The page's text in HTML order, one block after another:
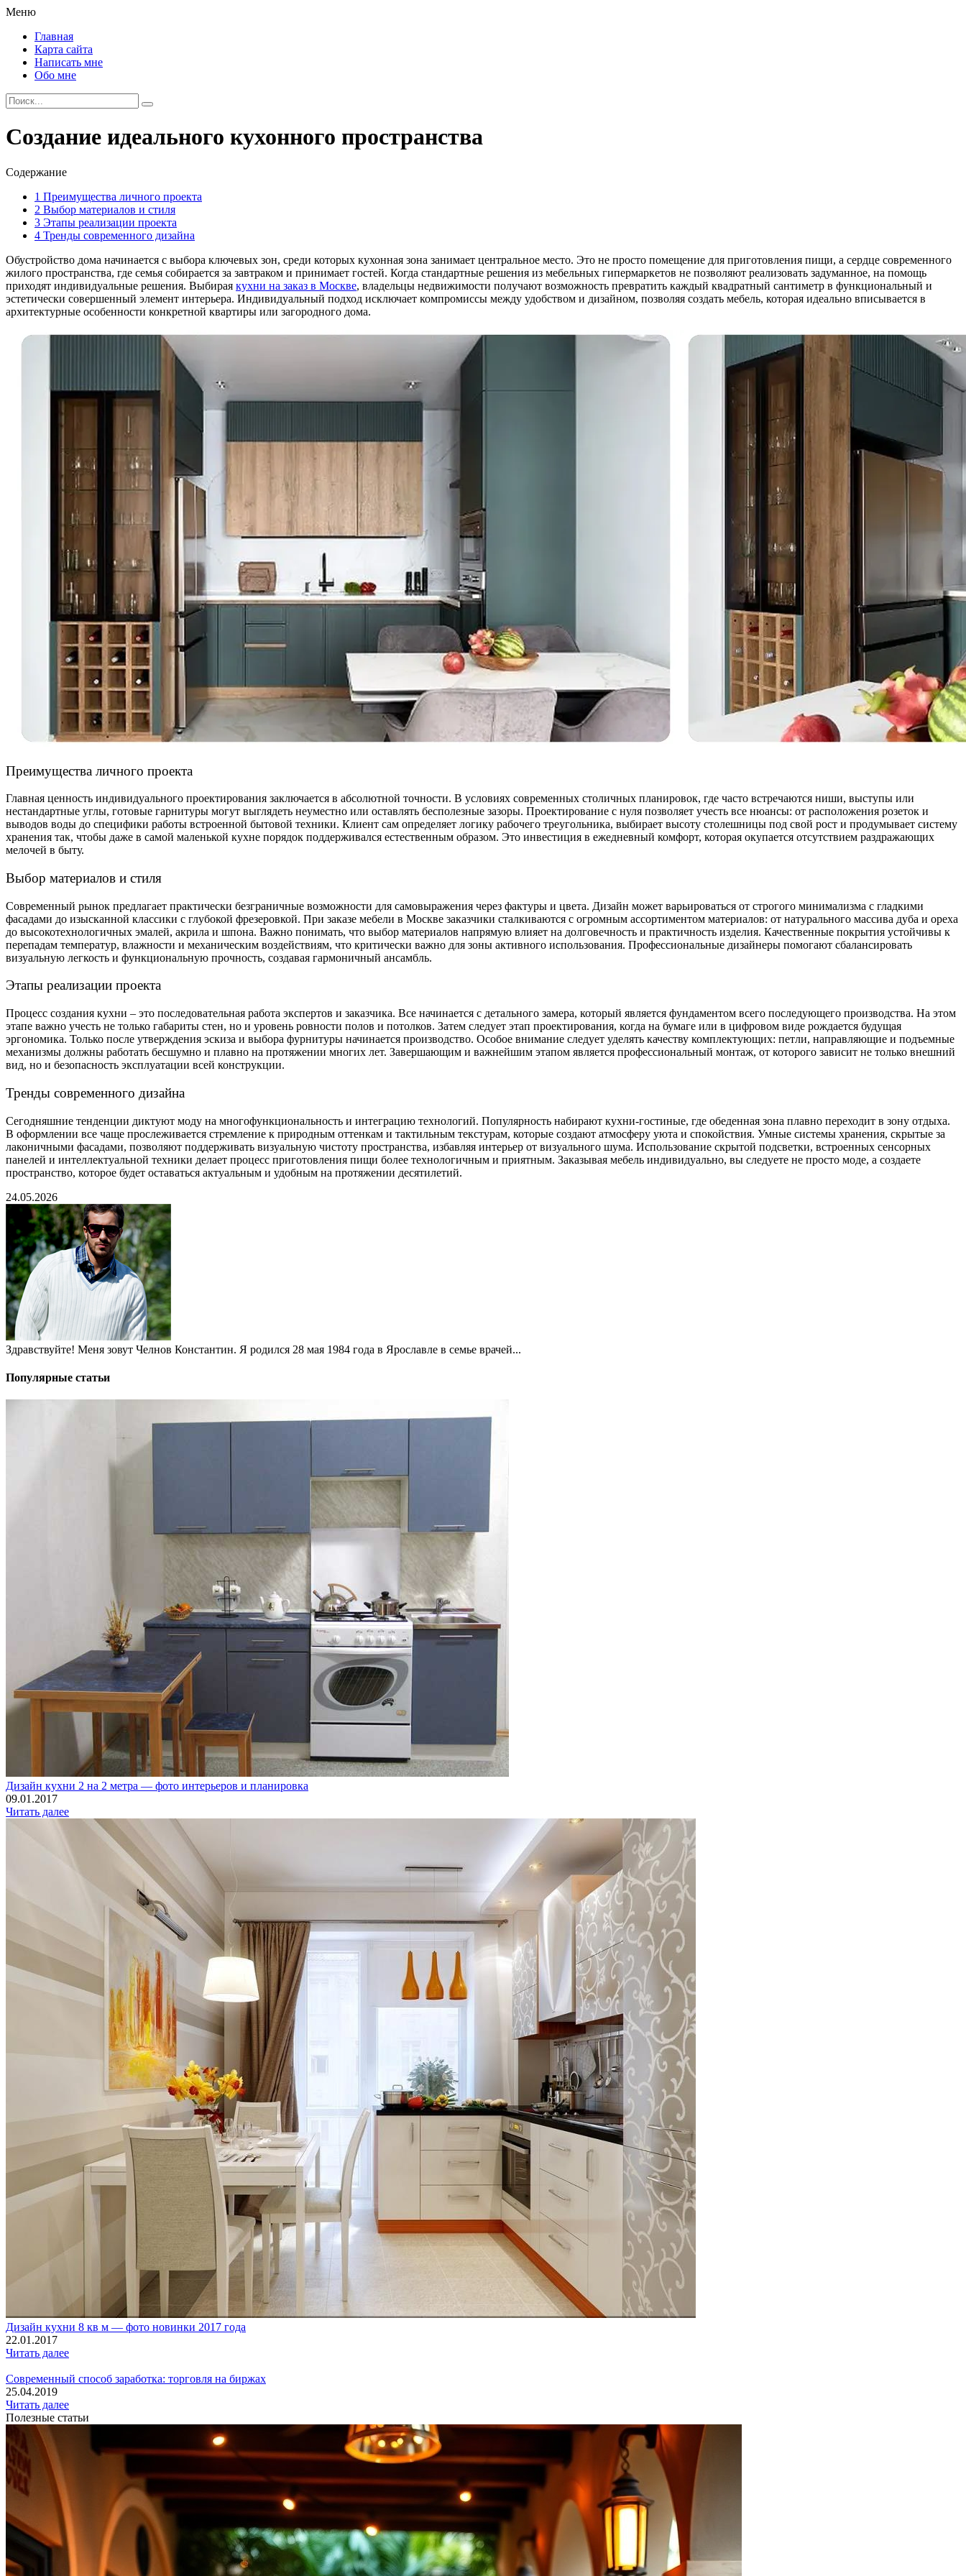
Меню
Главная
Карта сайта
Написать мне
Обо мне
Создание идеального кухонного пространства
Содержание
1 Преимущества личного проекта
2 Выбор материалов и стиля
3 Этапы реализации проекта
4 Тренды современного дизайна
Обустройство дома начинается с выбора ключевых зон, среди которых кухонная зона занимает центральное место. Это не просто помещение для приготовления пищи, а сердце современного
жилого пространства, где семья собирается за завтраком и принимает гостей. Когда стандартные решения из мебельных гипермаркетов не позволяют реализовать задуманное, на помощь
приходят индивидуальные решения. Выбирая кухни на заказ в Москве, владельцы недвижимости получают возможность превратить каждый квадратный сантиметр в функциональный и
эстетически совершенный элемент интерьера. Индивидуальный подход исключает компромиссы между удобством и дизайном, позволяя создать мебель, которая идеально вписывается в
архитектурные особенности конкретной квартиры или загородного дома.
Преимущества личного проекта
Главная ценность индивидуального проектирования заключается в абсолютной точности. В условиях современных столичных планировок, где часто встречаются ниши, выступы или
нестандартные углы, готовые гарнитуры могут выглядеть неуместно или оставлять бесполезные зазоры. Проектирование с нуля позволяет учесть все нюансы: от расположения розеток и
выводов воды до специфики работы встроенной бытовой техники. Клиент сам определяет логику рабочего треугольника, выбирает высоту столешницы под свой рост и продумывает систему
хранения так, чтобы даже в самой маленькой кухне порядок поддерживался естественным образом. Это инвестиция в ежедневный комфорт, которая окупается отсутствием раздражающих
мелочей в быту.
Выбор материалов и стиля
Современный рынок предлагает практически безграничные возможности для самовыражения через фактуры и цвета. Дизайн может варьироваться от строгого минимализма с гладкими
фасадами до изысканной классики с глубокой фрезеровкой. При заказе мебели в Москве заказчики сталкиваются с огромным ассортиментом материалов: от натурального массива дуба и ореха
до высокотехнологичных эмалей, акрила и шпона. Важно понимать, что выбор материалов напрямую влияет на долговечность и практичность изделия. Качественные покрытия устойчивы к
перепадам температур, влажности и механическим воздействиям, что критически важно для зоны активного использования. Профессиональные дизайнеры помогают сбалансировать
визуальную легкость и функциональную прочность, создавая гармоничный ансамбль.
Этапы реализации проекта
Процесс создания кухни – это последовательная работа экспертов и заказчика. Все начинается с детального замера, который является фундаментом всего последующего производства. На этом
этапе важно учесть не только габариты стен, но и уровень ровности полов и потолков. Затем следует этап проектирования, когда на бумаге или в цифровом виде рождается будущая
эргономика. Только после утверждения эскиза и выбора фурнитуры начинается производство. Особое внимание следует уделять качеству комплектующих: петли, направляющие и подъемные
механизмы должны работать бесшумно и плавно на протяжении многих лет. Завершающим и важнейшим этапом является профессиональный монтаж, от которого зависит не только внешний
вид, но и безопасность эксплуатации всей конструкции.
Тренды современного дизайна
Сегодняшние тенденции диктуют моду на многофункциональность и интеграцию технологий. Популярность набирают кухни-гостиные, где обеденная зона плавно переходит в зону отдыха.
В оформлении все чаще прослеживается стремление к природным оттенкам и тактильным текстурам, которые создают атмосферу уюта и спокойствия. Умные системы хранения, скрытые за
лаконичными фасадами, позволяют поддерживать визуальную чистоту пространства, избавляя интерьер от визуального шума. Использование скрытой подсветки, встроенных сенсорных
панелей и интеллектуальной техники делает процесс приготовления пищи более технологичным и приятным. Заказывая мебель индивидуально, вы следуете не просто моде, а создаете
пространство, которое будет оставаться актуальным и удобным на протяжении десятилетий.
24.05.2026
Здравствуйте! Меня зовут Челнов Константин. Я родился 28 мая 1984 года в Ярославле в семье врачей...
Популярные статьи
Дизайн кухни 2 на 2 метра — фото интерьеров и планировка
09.01.2017
Читать далее
Дизайн кухни 8 кв м — фото новинки 2017 года
22.01.2017
Читать далее
Современный способ заработка: торговля на биржах
25.04.2019
Читать далее
Полезные статьи